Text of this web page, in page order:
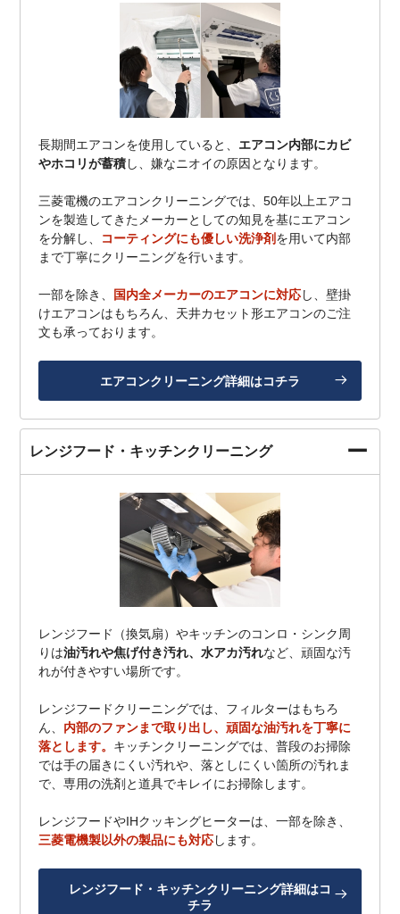
長期間エアコンを使用していると、 エアコン内部にカビ
やホコリが蓄積し、嫌なニオイの原因となります。
三菱電機のエアコンクリーニングでは、50年以上エアコ
ンを製造してきたメーカーとしての知見を基にエアコン
を分解し、 コーティングにも優しい洗浄剤を用いて内部
まで丁寧にクリーニングを行います。
一部を除き、 国内全メーカーのエアコンに対応し、壁掛
けエアコンはもちろん、天井カセット形エアコンのご注
文も承っております。
エアコンクリーニング詳細はコチラ
レンジフード・キッチンクリーニング
レンジフード（換気扇）やキッチンのコンロ・シンク周
りは油汚れや焦げ付き汚れ、水アカ汚れなど、頑固な汚
れが付きやすい場所です。
レンジフードクリーニングでは、フィルターはもちろ
ん、 内部のファンまで取り出し、頑固な油汚れを丁寧に
落とします。 キッチンクリーニングでは、普段のお掃除
では手の届きにくい汚れや、落としにくい箇所の汚れま
で、専用の洗剤と道具でキレイにお掃除します。
レンジフードやIHクッキングヒーターは、一部を除き、
三菱電機製以外の製品にも対応します。
レンジフード・キッチンクリーニング詳細はコ
チラ